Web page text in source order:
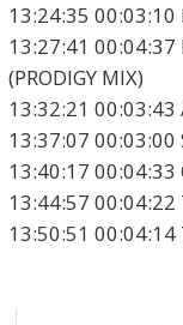
13:24:35 00:03:10
13:27:41 00:04:37
(PRODIGY MIX)
13:32:21 00:03:43
13:37:07 00:03:00
13:40:17 00:04:33
13:44:57 00:04:22
13:50:51 00:04:14